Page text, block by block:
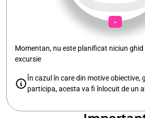
-
Momentan, nu este planificat niciun
excursie
În cazul în care din motive obiective,
participa, acesta va fi înlocuit de un